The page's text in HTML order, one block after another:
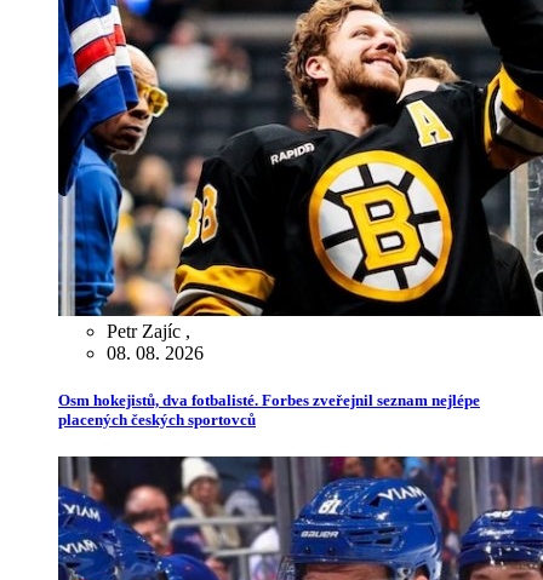
Petr Zajíc ,
08. 08. 2026
Osm hokejistů, dva fotbalisté. Forbes zveřejnil seznam nejlépe
placených českých sportovců